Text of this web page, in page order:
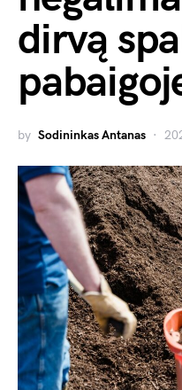
dirvą
by Sodininkas Antanas